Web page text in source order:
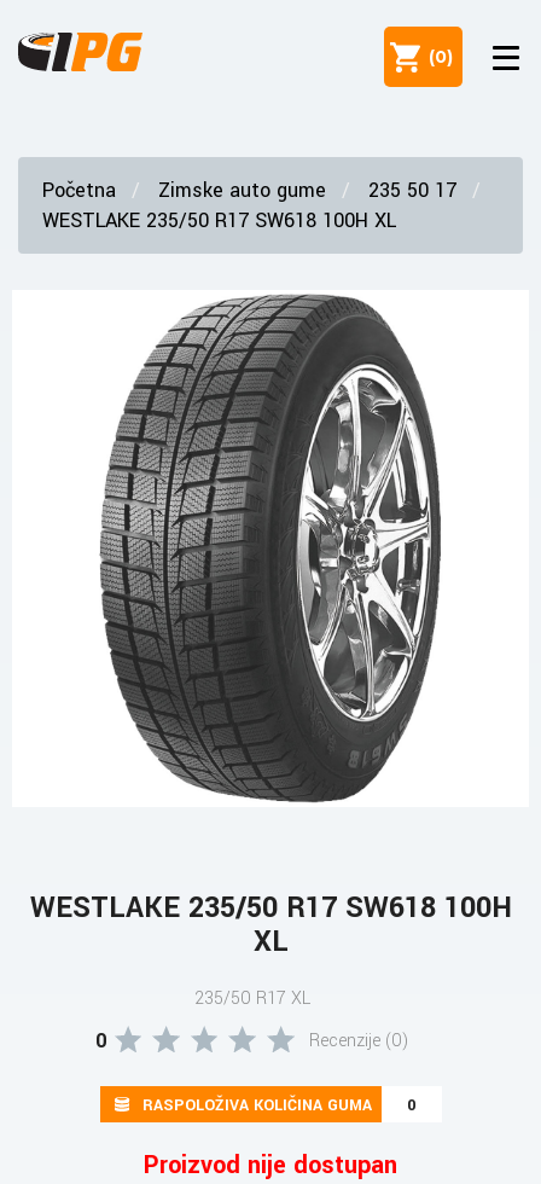
(0)
Početna Zimske auto gume
235 50 17
WESTLAKE 235/50 R17 SW618 100H XL
WESTLAKE 235/50 R17 SW618 100H
XL
235/50 R17 XL
0 Recenzije (0)
RASPOLOŽIVA KOLIČINA GUMA 0
Proizvod nije dostupan